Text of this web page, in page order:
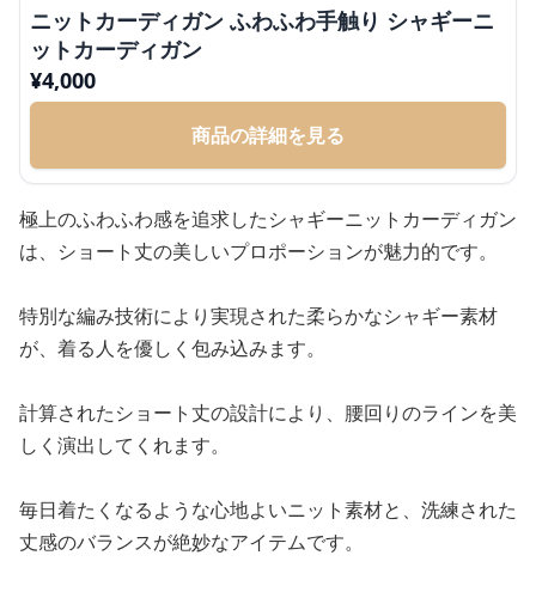
ニットカーディガン ふわふわ手触り シャギーニ
ットカーディガン
¥4,000
商品の詳細を見る
極上のふわふわ感を追求したシャギーニットカーディガン
は、ショート丈の美しいプロポーションが魅力的です。
特別な編み技術により実現された柔らかなシャギー素材
が、着る人を優しく包み込みます。
計算されたショート丈の設計により、腰回りのラインを美
しく演出してくれます。
毎日着たくなるような心地よいニット素材と、洗練された
丈感のバランスが絶妙なアイテムです。